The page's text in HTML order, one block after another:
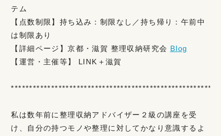
テム
【点数制限】持ち込み：制限なし／持ち帰り：午前中
は制限あり
【詳細ページ】京都・滋賀 整理収納研究会 Blog
【運営・主催等】 LINK＋滋賀
私は数年前に整理収納アドバイザー２級の講座を受
け、自分の持つモノや整理に対してかなり意識するよ